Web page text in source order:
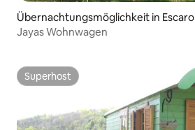
Übernachtungsmöglichkeit in Escaro
Jayas Wohnwagen
Superhost
Superhost